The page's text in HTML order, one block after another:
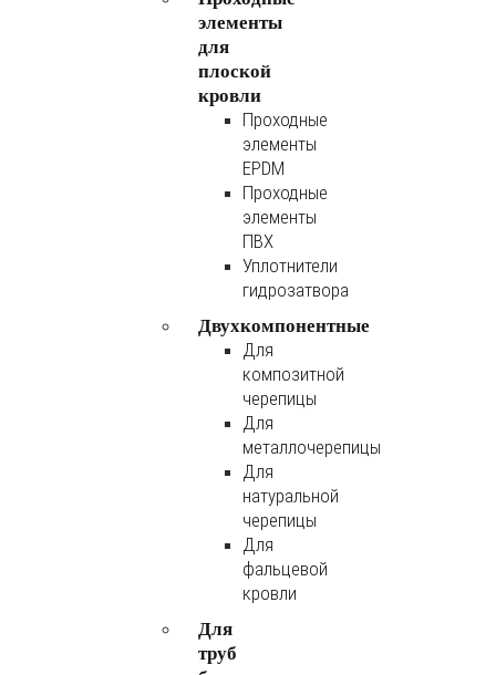
элементы
для
плоской
кровли
Проходные
элементы
EPDM
Проходные
элементы
ПВХ
Уплотнители
гидрозатвора
Двухкомпонентные
Для
композитной
черепицы
Для
металлочерепицы
Для
натуральной
черепицы
Для
фальцевой
кровли
Для
труб